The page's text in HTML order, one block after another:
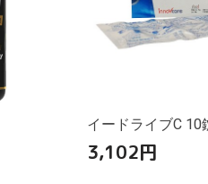
イードライブC 10
3,102円